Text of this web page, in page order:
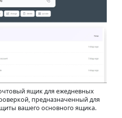
ящик для ежедневных
предназначенный для
вашего основного ящика.